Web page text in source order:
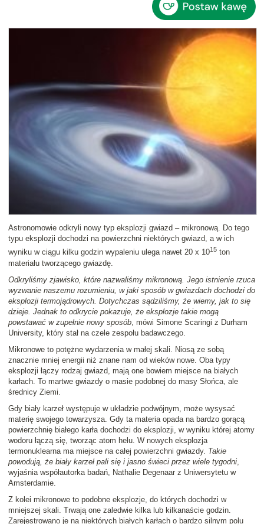
Astronomowie odkryli nowy typ eksplozji gwiazd – mikronową. Do tego
typu eksplozji dochodzi na powierzchni niektórych gwiazd, a w ich
wyniku w ciągu kilku godzin wypaleniu ulega nawet 20 x 1015 ton
materiału tworzącego gwiazdę.
Odkryliśmy zjawisko, które nazwaliśmy mikronową. Jego istnienie rzuca
wyzwanie naszemu rozumieniu, w jaki sposób w gwiazdach dochodzi do
eksplozji termojądrowych. Dotychczas sądziliśmy, że wiemy, jak to się
dzieje. Jednak to odkrycie pokazuje, że eksplozje takie mogą
powstawać w zupełnie nowy sposób , mówi Simone Scaringi z Durham
University, który stał na czele zespołu badawczego.
Mikronowe to potężne wydarzenia w małej skali. Niosą ze sobą
znacznie mniej energii niż znane nam od wieków nowe. Oba typy
eksplozji łączy rodzaj gwiazd, mają one bowiem miejsce na białych
karłach. To martwe gwiazdy o masie podobnej do masy Słońca, ale
średnicy Ziemi.
Gdy biały karzeł występuje w układzie podwójnym, może wysysać
materię swojego towarzysza. Gdy ta materia opada na bardzo gorącą
powierzchnię białego karła dochodzi do eksplozji, w wyniku której atomy
wodoru łączą się, tworząc atom helu. W nowych eksplozja
termonuklearna ma miejsce na całej powierzchni gwiazdy. Takie
powodują, że biały karzeł pali się i jasno świeci przez wiele tygodni
wyjaśnia współautorka badań, Nathalie Degenaar z Uniwersytetu w
Amsterdamie.
Z kolei mikronowe to podobne eksplozje, do których dochodzi w
mniejszej skali. Trwają one zaledwie kilka lub kilkanaście godzin.
Zarejestrowano je na niektórych białych karłach o bardzo silnym polu